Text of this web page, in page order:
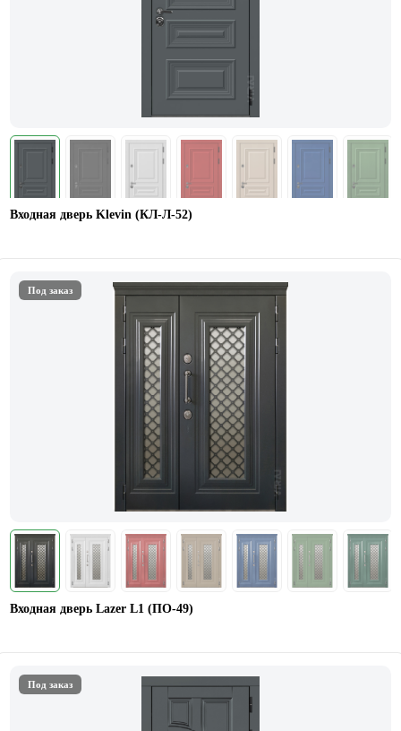
Входная дверь Klevin (КЛ-Л-52)
Под заказ
Входная дверь Lazer L1 (ПО-49)
Под заказ